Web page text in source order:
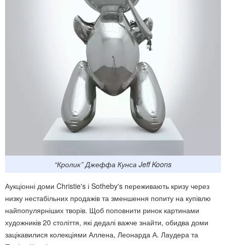
“Кролик” Джеффа Кунса Jeff Koons
Аукціонні доми Christie's і Sotheby's переживають кризу через
низку нестабільних продажів та зменшення попиту на купівлю
найпопулярніших творів. Щоб поповнити ринок картинами
художників 20 століття, які дедалі важче знайти, обидва доми
зацікавилися колекціями Аллена, Леонарда А. Лаудера та